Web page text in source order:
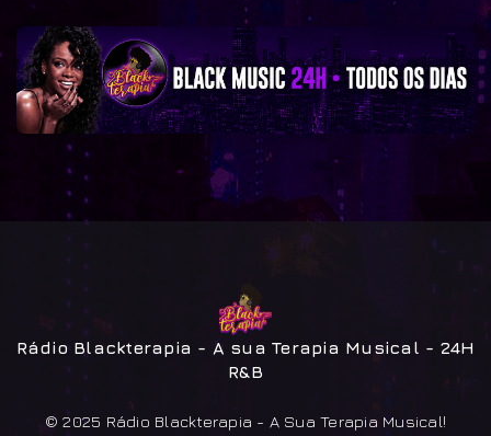
Rádio Blackterapia - A sua Terapia Musical - 24H
R&B
© 2025 Rádio Blackterapia - A Sua Terapia Musical!